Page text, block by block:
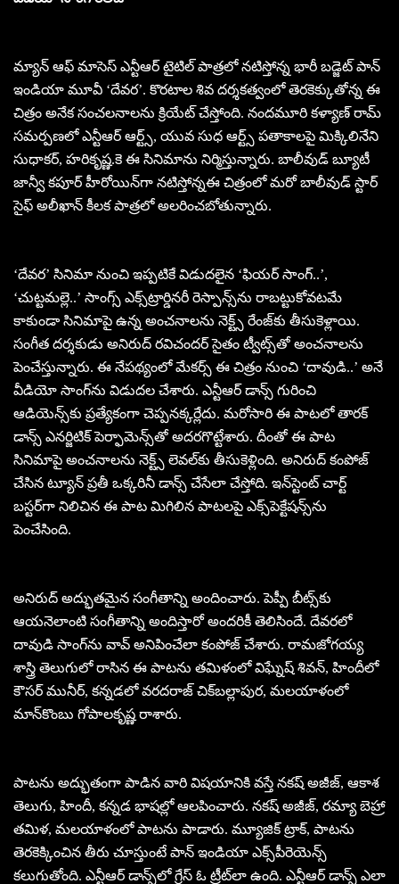
మ్యాన్ ఆఫ్ మాసెస్ ఎన్టీఆర్ టైటిల్ పాత్ర‌లో న‌టిస్తోన్న భారీ బ‌డ్జెట్ పాన్
ఇండియా మూవీ ‘దేవర’. కొర‌టాల శివ ద‌ర్శ‌క‌త్వంలో తెర‌కెక్కుతోన్న ఈ
చిత్రం అనేక సంచ‌ల‌నాల‌ను క్రియేట్ చేస్తోంది. నంద‌మూరి క‌ళ్యాణ్ రామ్
స‌మ‌ర్ప‌ణ‌లో ఎన్టీఆర్ ఆర్ట్స్‌, యువ సుధ ఆర్ట్స్ ప‌తాకాల‌పై మిక్కిలినేని
సుధాక‌ర్‌, హ‌రికృష్ణ‌.కె ఈ సినిమాను నిర్మిస్తున్నారు. బాలీవుడ్ బ్యూటీ
జాన్వీ క‌పూర్ హీరోయిన్‌గా న‌టిస్తోన్నఈ చిత్రంలో మ‌రో బాలీవుడ్ స్టార్
సైఫ్ అలీఖాన్ కీల‌క పాత్ర‌లో అల‌రించ‌బోతున్నారు.
‘దేవర’ సినిమా నుంచి ఇప్ప‌టికే విడుద‌లైన ‘ఫియర్ సాంగ్..’,
‘చుట్టమల్లె..’ సాంగ్స్ ఎక్స్‌ట్రార్డిన‌రీ రెస్పాన్స్‌ను రాబ‌ట్టుకోవ‌ట‌మే
కాకుండా సినిమాపై ఉన్న అంచ‌నాల‌ను నెక్ట్స్ రేంజ్‌కు తీసుకెళ్లాయి.
సంగీత ద‌ర్శ‌కుడు అనిరుద్ ర‌విచంద‌ర్ సైతం ట్వీట్స్‌తో అంచ‌నాల‌ను
పెంచేస్తున్నారు. ఈ నేప‌థ్యంలో మేక‌ర్స్ ఈ చిత్రం నుంచి ‘దావుడి..’ అనే
వీడియో సాంగ్‌ను విడుద‌ల చేశారు. ఎన్టీఆర్ డాన్స్ గురించి
ఆడియెన్స్‌కు ప్ర‌త్యేకంగా చెప్ప‌న‌క్క‌ర్లేదు. మ‌రోసారి ఈ పాట‌లో తార‌క్
డాన్స్ ఎన‌ర్జిటిక్‌ పెర్ఫామెన్స్‌తో అద‌ర‌గొట్టేశారు. దీంతో ఈ పాట
సినిమాపై అంచ‌నాల‌ను నెక్ట్స్ లెవ‌ల్‌కు తీసుకెళ్లింది. అనిరుద్ కంపోజ్
చేసిన ట్యూన్ ప్ర‌తీ ఒక్క‌రినీ డాన్స్ చేసేలా చేస్తోది. ఇన్‌స్టెంట్ చార్ట్
బ‌స్ట‌ర్‌గా నిలిచిన ఈ పాట మిగిలిన పాట‌ల‌పై ఎక్స్‌పెక్టేష‌న్స్‌ను
పెంచేసింది.
అనిరుద్ అద్భుత‌మైన సంగీతాన్ని అందించారు. పెప్పీ బీట్స్‌కు
ఆయ‌నెలాంటి సంగీతాన్ని అందిస్తారో అంద‌రికీ తెలిసిందే. దేవ‌ర‌లో
దావుడి సాంగ్‌ను వావ్ అనిపించేలా కంపోజ్ చేశారు. రామజోగ‌య్య
శాస్త్రి తెలుగులో రాసిన ఈ పాట‌ను త‌మిళంలో విఘ్నేష్ శివ‌న్‌, హిందీలో
కౌస‌ర్ మునీర్, క‌న్న‌డ‌లో వ‌ర‌ద‌రాజ్ చిక్‌బ‌ల్లాపుర‌, మ‌ల‌యాళంలో
మాన్‌కొంబు గోపాల‌కృష్ణ రాశారు.
పాటను అద్భుతంగా పాడిన వారి విష‌యానికి వ‌స్తే న‌క‌ష్ అజీజ్‌, ఆకాశ
తెలుగు, హిందీ, క‌న్న‌డ భాష‌ల్లో ఆల‌పించారు. న‌క‌ష్ అజీజ్‌, ర‌మ్యా బెహ్రా
త‌మిళ‌, మ‌ల‌యాళంలో పాట‌ను పాడారు. మ్యూజిక్ ట్రాక్‌, పాట‌ను
తెర‌కెక్కించిన తీరు చూస్తుంటే పాన్ ఇండియా ఎక్స్‌పీరెయెన్స్
క‌లుగుతోంది. ఎన్టీఆర్ డాన్స్‌లో గ్రేస్ ఓ ట్రీట్‌లా ఉంది. ఎన్టీఆర్ డాన్స్ ఎలా